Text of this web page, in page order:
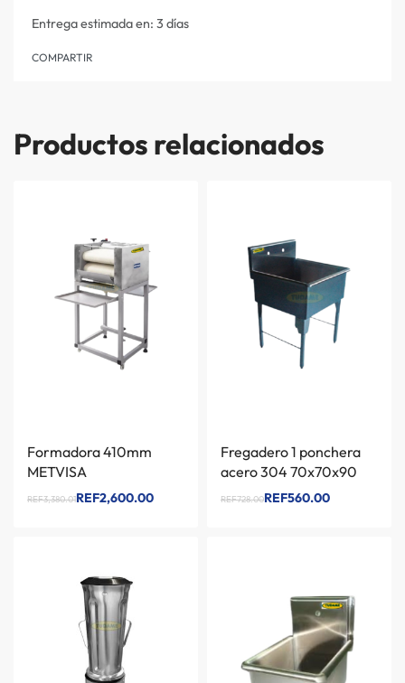
Entrega estimada en: 3 días
COMPARTIR
Productos relacionados
Formadora 410mm
METVISA
REF3,380.01REF2,600.00
Fregadero 1 ponchera
acero 304 70x70x90
REF728.00REF560.00